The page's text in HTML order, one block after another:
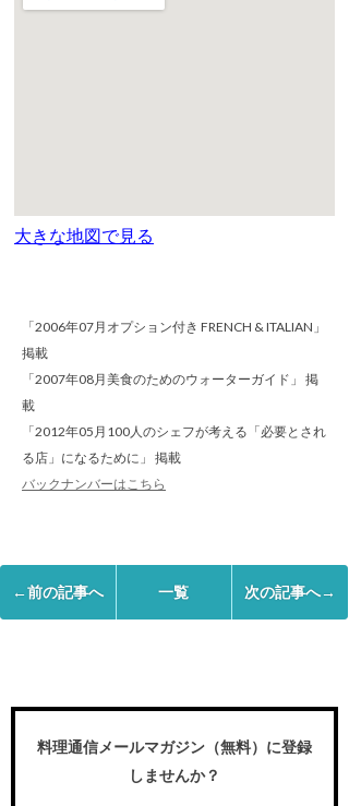
大きな地図で見る
「2006年07月オプション付き FRENCH & ITALIAN」
掲載
「2007年08月美食のためのウォーターガイド」 掲
載
「2012年05月100人のシェフが考える「必要とされ
る店」になるために」 掲載
バックナンバーはこちら
←前の記事へ 一覧 次の記事へ→
料理通信メールマガジン（無料）に登録
しませんか？